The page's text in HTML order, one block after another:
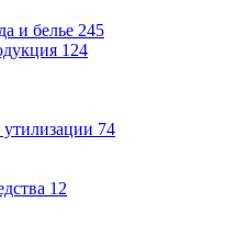
и белье 245
124
74
12